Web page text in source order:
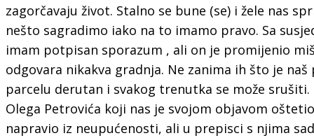
zagorčavaju život. Stalno se bune (se) i žele nas
nešto sagradimo iako na to imamo pravo. Sa
imam potpisan sporazum , ali on je promijenio
odgovara nikakva gradnja. Ne zanima ih što je naš
parcelu derutan i svakog trenutka se može srušiti.
Olega Petrovića koji nas je svojom objavom
napravio iz neupućenosti, ali u prepisci s njima